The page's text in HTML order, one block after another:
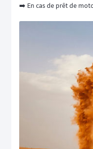
➡️ En cas de prêt de